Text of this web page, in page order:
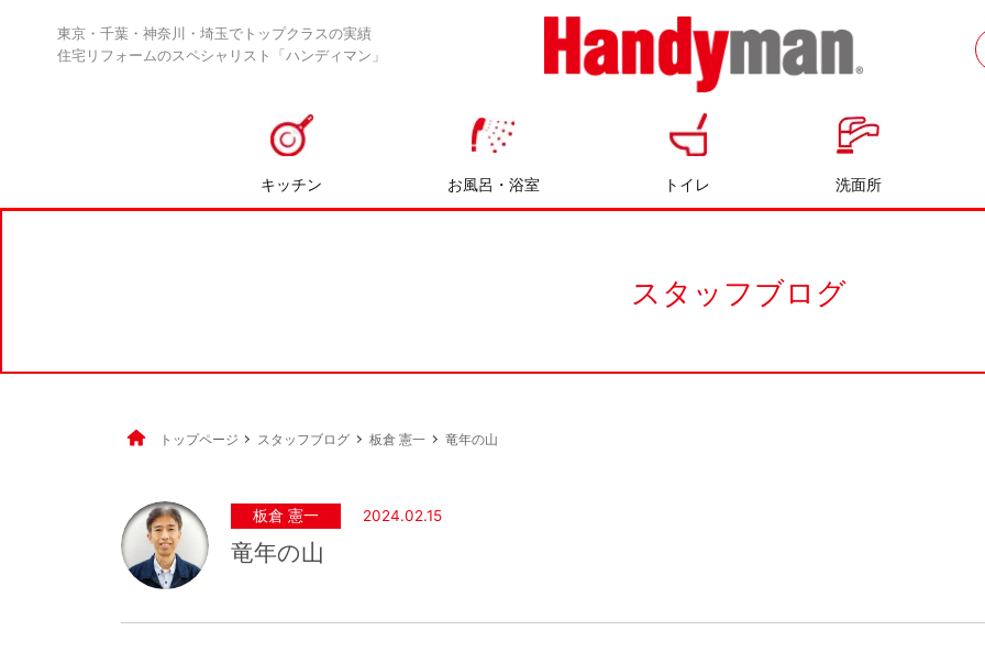
東京・千葉・神奈川・埼玉でトップクラスの実績
住宅リフォームのスペシャリスト「ハンディマン」
お風呂やキッチンのリフォームならハン
キッチン お風呂・浴室 トイレ 洗面所
スタッフブログ
トップページ スタッフブログ 板倉 憲一 竜年の山
板倉 憲一 2024.02.15
竜年の山